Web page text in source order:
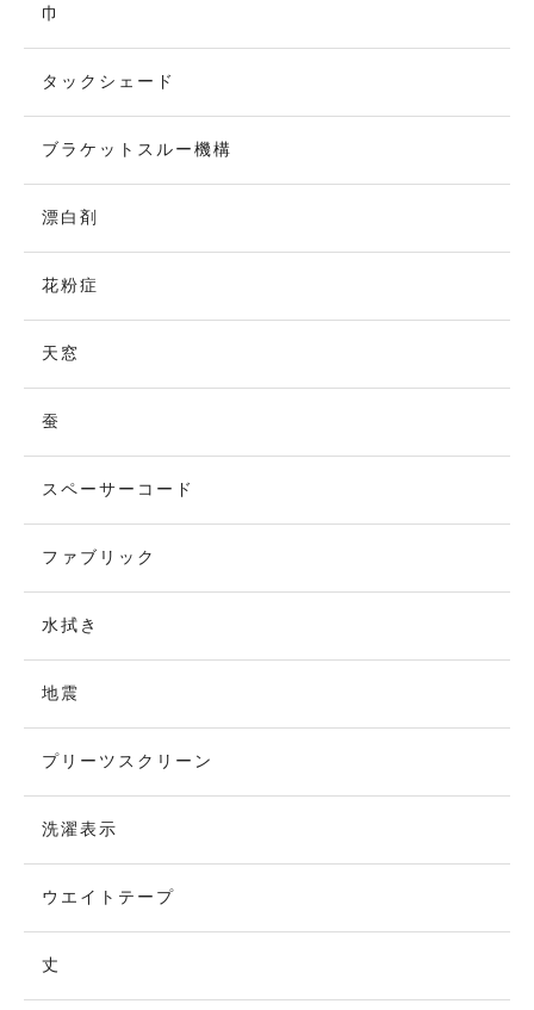
巾
タックシェード
ブラケットスルー機構
漂白剤
花粉症
天窓
蚕
スペーサーコード
ファブリック
水拭き
地震
プリーツスクリーン
洗濯表示
ウエイトテープ
丈